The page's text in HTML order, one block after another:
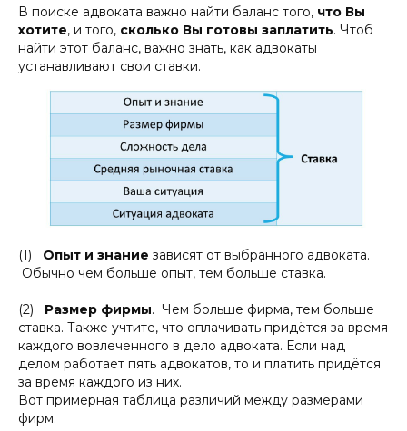
В поиске адвоката важно найти баланс того, что Вы
хотите, и того, сколько Вы готовы заплатить. Чтоб
найти этот баланс, важно знать, как адвокаты
устанавливают свои ставки.
(1) Опыт и знание зависят от выбранного адвоката.
Обычно чем больше опыт, тем больше ставка.
(2) Размер фирмы. Чем больше фирма, тем больше
ставка. Также учтите, что оплачивать придётся за время
каждого вовлеченного в дело адвоката. Если над
делом работает пять адвокатов, то и платить придётся
за время каждого из них.
Вот примерная таблица различий между размерами
фирм.